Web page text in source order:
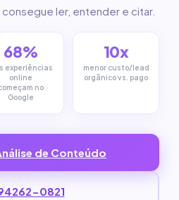
ler, entender e citar.
68%
experiências
online
no
Google
10x
menor custo/lead
orgânico vs. pago
de Conteúdo
94262-0821